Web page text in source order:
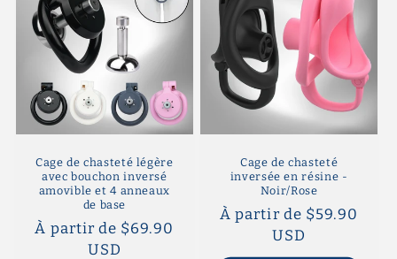
Cage de chasteté légère
avec bouchon inversé
amovible et 4 anneaux
de base
Prix
habituel
À partir de $69.90
USD
Cage de chasteté
inversée en résine -
Noir/Rose
Prix
habituel
À partir de $59.90
USD